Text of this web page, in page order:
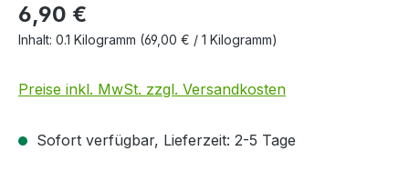
6,90 €
Inhalt: 0.1 Kilogramm (69,00 € / 1 Kilogramm)
Preise inkl. MwSt. zzgl. Versandkosten
Sofort verfügbar, Lieferzeit: 2-5 Tage